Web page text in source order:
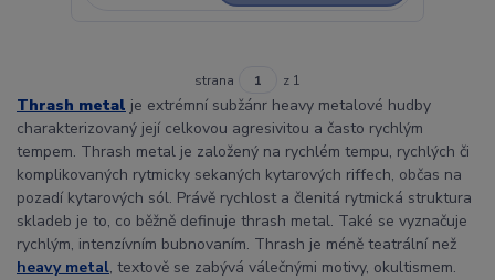
strana z 1
Thrash metal je extrémní subžánr heavy metalové hudby
charakterizovaný její celkovou agresivitou a často rychlým
tempem. Thrash metal je založený na rychlém tempu, rychlých či
komplikovaných rytmicky sekaných kytarových riffech, občas na
pozadí kytarových sól. Právě rychlost a členitá rytmická struktura
skladeb je to, co běžně definuje thrash metal. Také se vyznačuje
rychlým, intenzívním bubnovaním. Thrash je méně teatrální než
heavy metal, textově se zabývá válečnými motivy, okultismem.